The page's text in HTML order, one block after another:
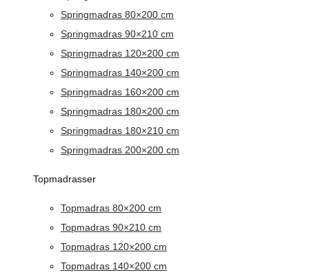
Springmadras 80×200 cm
Springmadras 90×210 cm
Springmadras 120×200 cm
Springmadras 140×200 cm
Springmadras 160×200 cm
Springmadras 180×200 cm
Springmadras 180×210 cm
Springmadras 200×200 cm
Topmadrasser
Topmadras 80×200 cm
Topmadras 90×210 cm
Topmadras 120×200 cm
Topmadras 140×200 cm